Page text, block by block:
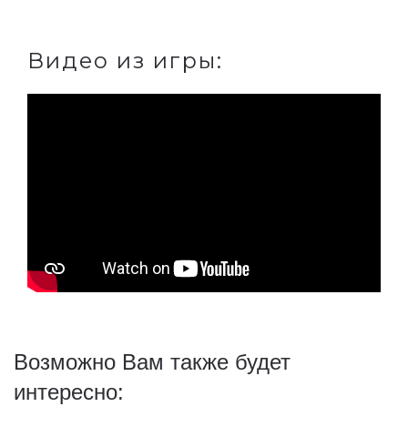
Видео из игры:
Возможно Вам также будет
интересно: